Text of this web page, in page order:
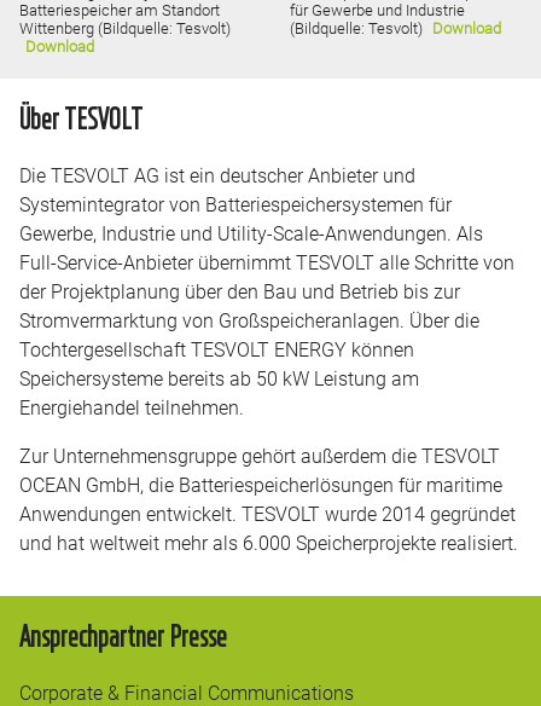
Batteriespeicher am Standort
Wittenberg (Bildquelle: Tesvolt)
Download
für Gewerbe und Industrie
(Bildquelle: Tesvolt) Download
Über TESVOLT
Die TESVOLT AG ist ein deutscher Anbieter und
Systemintegrator von Batteriespeichersystemen für
Gewerbe, Industrie und Utility-Scale-Anwendungen. Als
Full-Service-Anbieter übernimmt TESVOLT alle Schritte von
der Projektplanung über den Bau und Betrieb bis zur
Stromvermarktung von Großspeicheranlagen. Über die
Tochtergesellschaft TESVOLT ENERGY können
Speichersysteme bereits ab 50 kW Leistung am
Energiehandel teilnehmen.
Zur Unternehmensgruppe gehört außerdem die TESVOLT
OCEAN GmbH, die Batteriespeicherlösungen für maritime
Anwendungen entwickelt. TESVOLT wurde 2014 gegründet
und hat weltweit mehr als 6.000 Speicherprojekte realisiert.
Ansprechpartner Presse
Corporate & Financial Communications